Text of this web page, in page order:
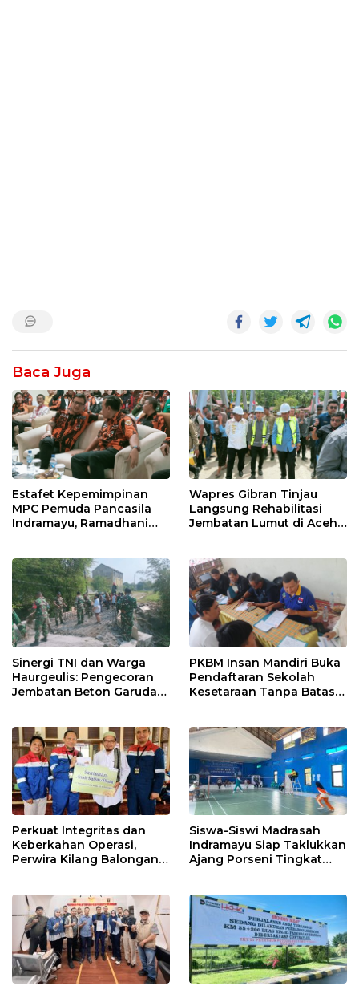
Baca Juga
Estafet Kepemimpinan
MPC Pemuda Pancasila
Indramayu, Ramadhani
Muscablub
Wapres Gibran Tinjau
Langsung Rehabilitasi
Jembatan Lumut di Aceh
Sinergi TNI dan Warga
Haurgeulis: Pengecoran
Jembatan Beton Garuda
PKBM Insan Mandiri Buka
Pendaftaran Sekolah
Kesetaraan Tanpa Batas
Perkuat Integritas dan
Keberkahan Operasi,
Perwira Kilang Balongan
Siswa-Siswi Madrasah
Indramayu Siap Taklukkan
Ajang Porseni Tingkat